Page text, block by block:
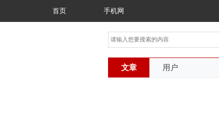
首页 手机网
文章 用户